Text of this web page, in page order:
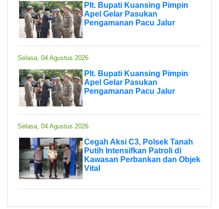
Plt. Bupati Kuansing Pimpin
Apel Gelar Pasukan
Pengamanan Pacu Jalur
Selasa, 04 Agustus 2026
Plt. Bupati Kuansing Pimpin
Apel Gelar Pasukan
Pengamanan Pacu Jalur
Selasa, 04 Agustus 2026
Cegah Aksi C3, Polsek Tanah
Putih Intensifkan Patroli di
Kawasan Perbankan dan Objek
Vital